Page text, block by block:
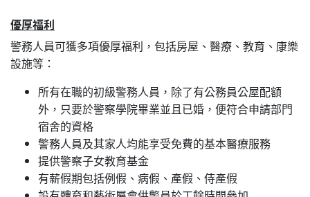
優厚福利
警務人員可獲多項優厚福利，包括房屋、醫療、教育、康樂
設施等：
所有在職的初級警務人員，除了有公務員公屋配額
外，只要於警察學院畢業並且已婚，便符合申請部門
宿舍的資格
警務人員及其家人均能享受免費的基本醫療服務
提供警察子女教育基金
有薪假期包括例假、病假、產假、侍產假